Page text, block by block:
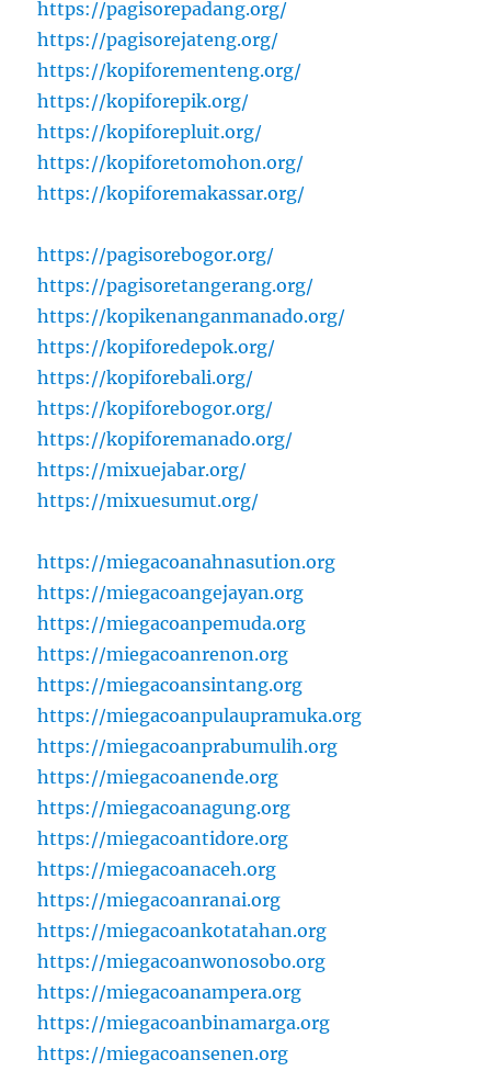
https://pagisorepadang.org/
https://pagisorejateng.org/
https://kopiforementeng.org/
https://kopiforepik.org/
https://kopiforepluit.org/
https://kopiforetomohon.org/
https://kopiforemakassar.org/
https://pagisorebogor.org/
https://pagisoretangerang.org/
https://kopikenanganmanado.org/
https://kopiforedepok.org/
https://kopiforebali.org/
https://kopiforebogor.org/
https://kopiforemanado.org/
https://mixuejabar.org/
https://mixuesumut.org/
https://miegacoanahnasution.org
https://miegacoangejayan.org
https://miegacoanpemuda.org
https://miegacoanrenon.org
https://miegacoansintang.org
https://miegacoanpulaupramuka.org
https://miegacoanprabumulih.org
https://miegacoanende.org
https://miegacoanagung.org
https://miegacoantidore.org
https://miegacoanaceh.org
https://miegacoanranai.org
https://miegacoankotatahan.org
https://miegacoanwonosobo.org
https://miegacoanampera.org
https://miegacoanbinamarga.org
https://miegacoansenen.org